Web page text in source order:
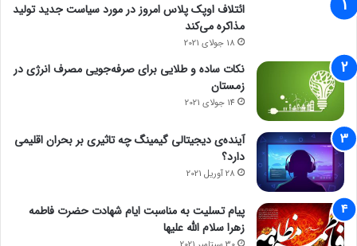
ائتلاف اوپک پلاس امروز در مورد سیاست جدید تولید
مذاکره می‌کند
18 جولای 2021
نکات ساده و طلایی برای صرفه‌جویی مصرف انرژی در
زمستان
14 جولای 2021
آینده‌ی دیجیتالی گیمینگ چه تاثیری بر بحران اقلیمی
دارد؟
28 آوریل 2021
پیام تسلیت به مناسبت ایام شهادت حضرت فاطمه
زهرا سلام الله علیها